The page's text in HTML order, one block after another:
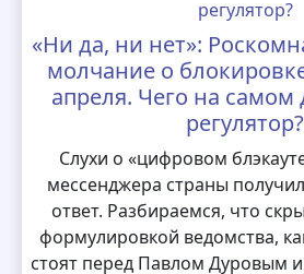
«Ни да, ни нет»:
молчание о
апреля. Чего на самом
регулятор?
Слухи о «цифровом
мессенджера страны
ответ. Разбираемся, что
формулировкой ведомства,
стоят перед Павлом Дуровым